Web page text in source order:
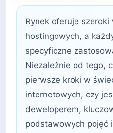
Rynek oferuje szeroki
hostingowych, a
specyficzne
Niezależnie od tego,
pierwsze kroki w
internetowych, czy
deweloperem,
podstawowych pojęć